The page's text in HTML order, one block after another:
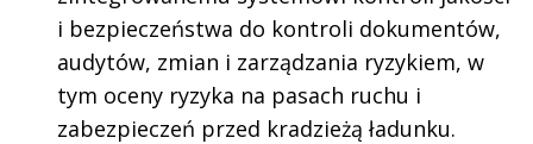
i bezpieczeństwa do kontroli dokumentów,
audytów, zmian i zarządzania ryzykiem, w
tym oceny ryzyka na pasach ruchu i
zabezpieczeń przed kradzieżą ładunku.